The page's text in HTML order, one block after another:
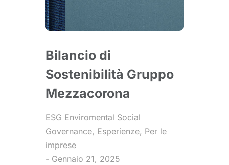
Bilancio di
Sostenibilità Gruppo
Mezzacorona
ESG Enviromental Social
Governance, Esperienze, Per le
imprese
Gennaio 21, 2025